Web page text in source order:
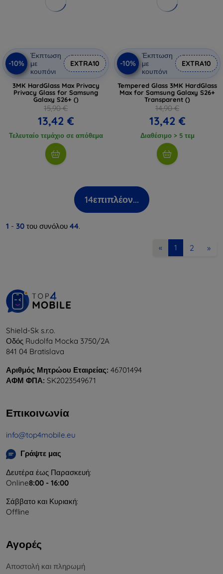
-10%
Έκπτωση
με
κουπόνι
EXTRA10
3MK HardGlass Max Privacy
Privacy Glass for Samsung
Galaxy S26+ ()
15,90 €
13,42 €
Τελευταίο τεμάχιο σε απόθεμα
-10%
Έκπτωση
με
κουπόνι
EXTRA10
Tempered Glass 3MK HardGlass
Max for Samsung Galaxy S26+
Transparent ()
14,90 €
13,42 €
Διαθέσιμο > 5 τεμ
14επιπλέον...
1 - 30 του συνόλου 44.
« 1 2 »
Shield-Sk s.r.o.
Οδός Rudolfa Mocka 3750/2A
841 04 Bratislava
Αριθμός Μητρώου Εταιρείας: 46701494
ΑΦΜ ΦΠΑ: SK2023549671
Επικοινωνία
info@top4mobile.eu
Γράψτε μας
Δευτέρα έως Παρασκευή:
Online8:00 - 16:00
Σάββατο και Κυριακή:
Offline
Αγορές
Αποστολή και πληρωμή